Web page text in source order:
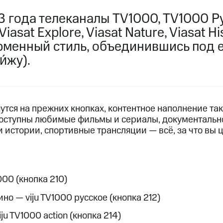
Детям и родителямЗдоровье и
Гудок Мой МТСВсе приложения
15%
МТСНастройки автоплатежа
картуМТС PayОплата по QR-коду за границей
часы и трекерыУмный дом
музыка и многое другое
доступ к геолокации
нашем приложении
Гудок Мой МТС Все приложения
года телеканалы TV1000, TV1000
Explore, Viasat Nature, Viasat
стиль, объединившись под
на прежних кнопках, контентное наполнение
любимые фильмы и сериалы,
спортивные трансляции — всё, за что вы
(кнопка 210)
— viju TV1000 русское (кнопка 212)
TV1000 action (кнопка 214)